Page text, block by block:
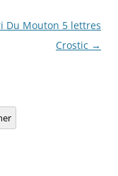
Du Mouton 5 lettres
Crostic →